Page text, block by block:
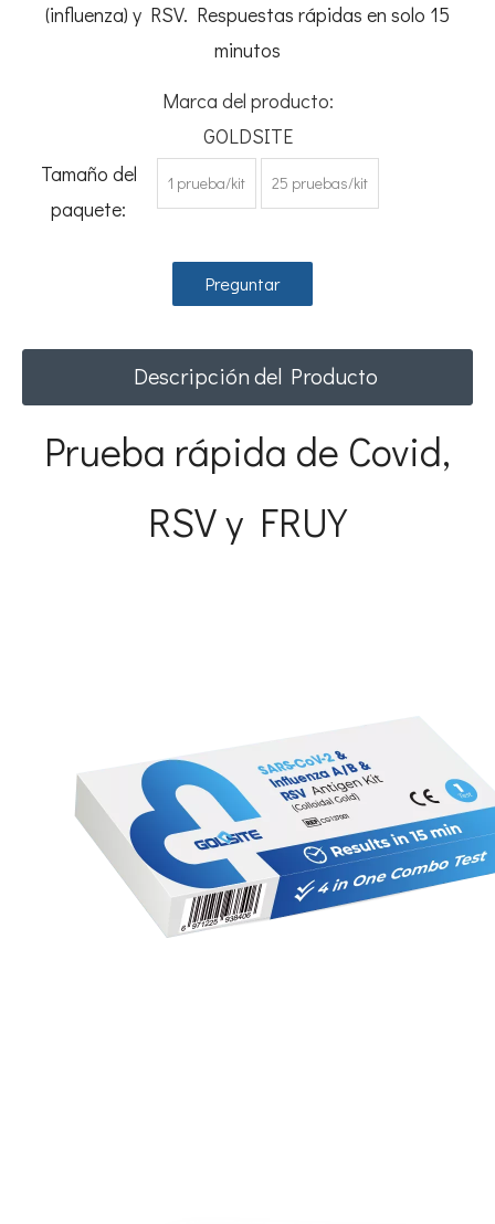
(influenza) y RSV. Respuestas rápidas en solo 15
minutos
Marca del producto:
GOLDSITE
Tamaño del
paquete:
1 prueba/kit 25 pruebas/kit
Preguntar
Descripción del Producto
Prueba rápida de Covid,
RSV y FRUY